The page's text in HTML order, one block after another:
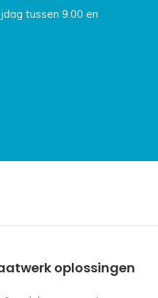
tussen 9.00 en
oplossingen